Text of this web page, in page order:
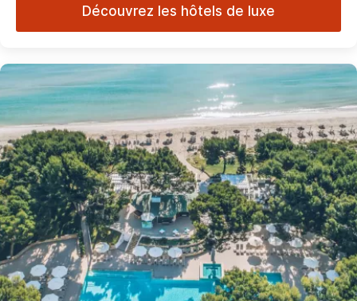
Découvrez les hôtels de luxe